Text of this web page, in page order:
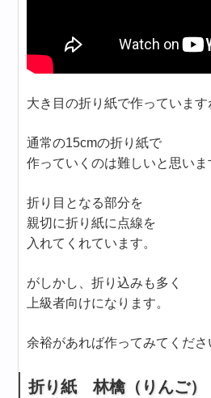
大き目の折り紙で作っています
通常の15cmの折り紙で
作っていくのは難しいと思いま
折り目となる部分を
親切に折り紙に点線を
入れてくれています。
がしかし、折り込みも多く
上級者向けになります。
余裕があれば作ってみてくださ
折り紙 林檎（りんご